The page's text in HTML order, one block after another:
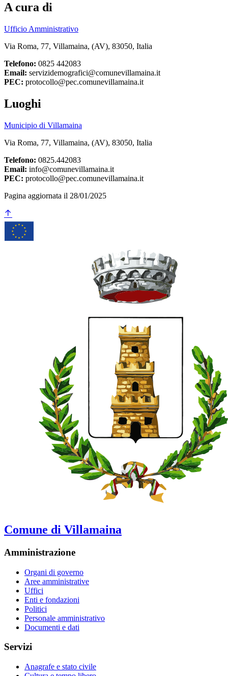
A cura di
Ufficio Amministrativo
Via Roma, 77, Villamaina, (AV), 83050, Italia
Telefono: 0825 442083
Email: servizidemografici@comunevillamaina.it
PEC: protocollo@pec.comunevillamaina.it
Luoghi
Municipio di Villamaina
Via Roma, 77, Villamaina, (AV), 83050, Italia
Telefono: 0825.442083
Email: info@comunevillamaina.it
PEC: protocollo@pec.comunevillamaina.it
Pagina aggiornata il 28/01/2025
Comune di Villamaina
Amministrazione
Organi di governo
Aree amministrative
Uffici
Enti e fondazioni
Politici
Personale amministrativo
Documenti e dati
Servizi
Anagrafe e stato civile